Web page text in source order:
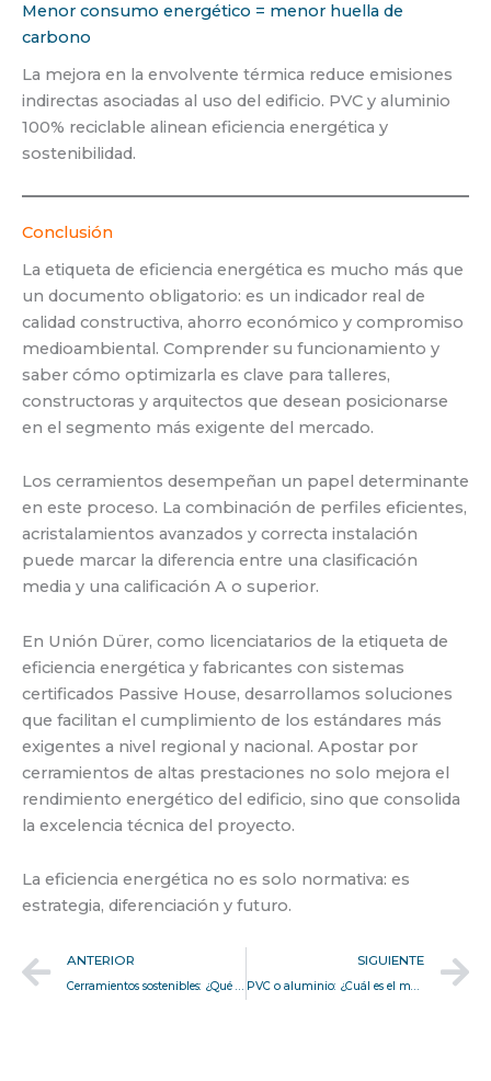
Menor consumo energético = menor huella de
carbono
La mejora en la envolvente térmica reduce emisiones
indirectas asociadas al uso del edificio. PVC y aluminio
100% reciclable alinean eficiencia energética y
sostenibilidad.
Conclusión
La etiqueta de eficiencia energética es mucho más que
un documento obligatorio: es un indicador real de
calidad constructiva, ahorro económico y compromiso
medioambiental. Comprender su funcionamiento y
saber cómo optimizarla es clave para talleres,
constructoras y arquitectos que desean posicionarse
en el segmento más exigente del mercado.
Los cerramientos desempeñan un papel determinante
en este proceso. La combinación de perfiles eficientes,
acristalamientos avanzados y correcta instalación
puede marcar la diferencia entre una clasificación
media y una calificación A o superior.
En Unión Dürer, como licenciatarios de la etiqueta de
eficiencia energética y fabricantes con sistemas
certificados Passive House, desarrollamos soluciones
que facilitan el cumplimiento de los estándares más
exigentes a nivel regional y nacional. Apostar por
cerramientos de altas prestaciones no solo mejora el
rendimiento energético del edificio, sino que consolida
la excelencia técnica del proyecto.
La eficiencia energética no es solo normativa: es
estrategia, diferenciación y futuro.
Prev
ANTERIOR
Cerramientos sostenibles: ¿Qué hace que PVC y aluminio sean materiales responsables?
SIGUIENTE
PVC o aluminio: ¿Cuál es el material ideal para tus nuevos cerramientos?